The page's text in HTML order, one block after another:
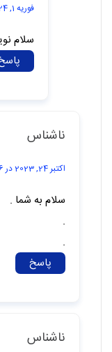
فوریه 1, 2024 در 11:01
سلام
ناشناس
اکتبر 24, 2023 در 19:26
سلام به شما .
.
.
پاسخ
ناشناس